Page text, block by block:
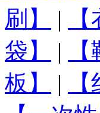
刷】
|
袋】
|
板】
|